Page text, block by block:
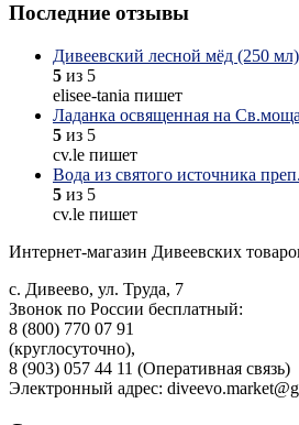
Последние отзывы
Дивеевский лесной мёд (250 мл)
5 из 5
elisee-tania пишет
Ладанка освященная на
5 из 5
cv.le пишет
Вода из святого источника
5 из 5
cv.le пишет
Интернет-магазин Дивеевских
с. Дивеево, ул. Труда, 7
Звонок по России бесплатный:
8 (800) 770 07 91
(круглосуточно),
8 (903) 057 44 11 (Оперативная связь)
Электронный адрес: